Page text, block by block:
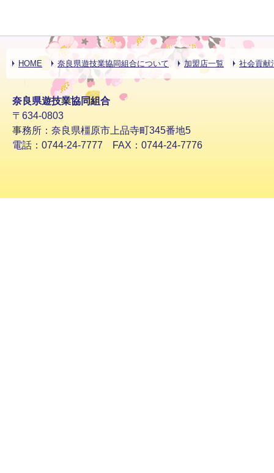
HOME 奈良県遊技業協同組合について 加盟店一覧 社会貢献
奈良県遊技業協同組合
〒634-0803
事務所：奈良県橿原市上品寺町345番地5
電話：0744-24-7777 FAX：0744-24-7776